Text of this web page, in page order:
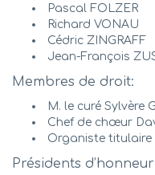
Pascal
Richard
Cédric
Jean-François
Membres de droit:
M. le curé Sylvère
Chef de chœur
Organiste titulaire
Présidents